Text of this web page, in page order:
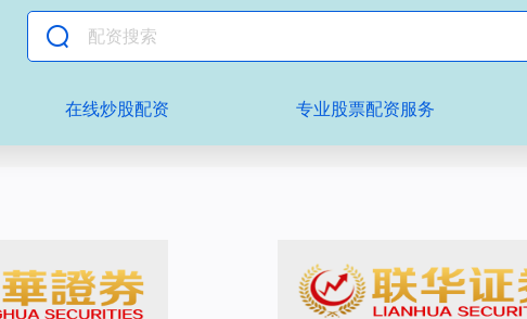
在线炒股配资 专业股票配资服务